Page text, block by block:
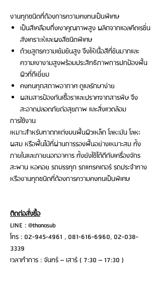
งานทุกชนิดที่ต้องการความคงทนเป็นพิเศษ
เป็นสีเคลือบกึ่งเงาคุณภาพสูง ผลิตจากแอลคีดเรซิ่น
สังเคราะห์และผงสีชนิดพิเศษ
ด้วยสูตรความเข้มข้นสูง จึงให้เนื้อสีที่ข้นมากและ
ความเงางามสูงพร้อมประสิทธิภาพการปกป้องพื้น
ผิวที่ดีเยี่ยม
คงทนทุกสภาพอากาศ ดูแลรักษาง่าย
ผสมสารป้องกันเชื้อราและปราศจากสารพิษ จึง
สะอาดปลอดภัยต่อสุขภาพ และสิ่งแวดล้อม
การใช้งาน
เหมาะสำหรับทาตกแต่งบนพื้นผิวเหล็ก โลหะมัน โลหะ
ผสม หรือพื้นไม้ที่ผ่านการรองพื้นอย่างเหมาะสม ทั้ง
ภายในและภายนอกอาคาร ทั้งยังใช้ได้ดีกับเครื่องจักร
สะพาน หอคอย รถบรรทุก รถแทรคเตอร์ รถประจำทาง
หรืองานทุกชนิดที่ต้องการความคงทนเป็นพิเศษ
ติดต่อสั่งซื้อ
LINE : @thanasub
โทร : 02-945-4961 , 081-616-6960, 02-038-
3339
เวลาทำการ : จันทร์ – เสาร์ ( 7:30 – 17:30 )